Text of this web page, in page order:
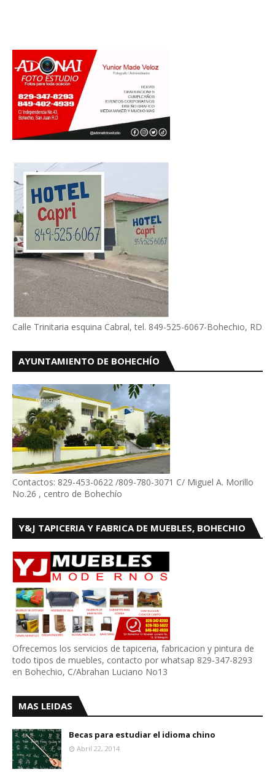
Calle Trinitaria esquina Cabral, tel. 849-525-6067-Bohechio, RD
AYUNTAMIENTO DE BOHECHÍO
Contactos: 829-453-0622 /809-780-3071 C/ Miguel A. Morillo
No.26 , centro de Bohechío
Y&J TAPICERIA Y FABRICA DE MUEBLES, BOHECHIO
Ofrecemos los servicios de tapiceria, fabricacion y pintura de
todo tipos de muebles, contacto por whatsap 829-347-8293
en Bohechio, C/Abrahan Luciano No13
MAS LEIDAS
Becas para estudiar el idioma chino
Abril 22, 2014